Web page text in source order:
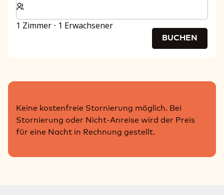
1 Zimmer ⋅ 1 Erwachsener
BUCHEN
Keine kostenfreie Stornierung möglich. Bei
Stornierung oder Nicht-Anreise wird der Preis
für eine Nacht in Rechnung gestellt.